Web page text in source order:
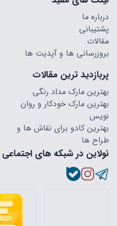
درباره ما
پشتیبانی
مقالات
بروزرسانی ها و آپدیت ها
پربازدید ترین مقالات
بهترین مارک مداد رنگی
بهترین مارک خودکار و روان
نویس
بهترین کادو برای نقاش ها و
طراح ها
نولاین در شبکه های اجتماعی